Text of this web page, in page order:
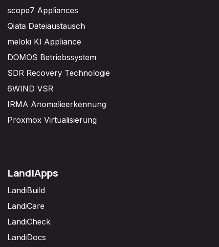
scope7 Appliances
Qiata Dateiaustausch
meloki KI Appliance
DOMOS Betriebssystem
SDR Recovery Technologie
6WIND VSR
IRMA Anomalieerkennung
Proxmox Virtualisierung
LandiApps
LandiBuild
LandiCare
LandiCheck
LandiDocs